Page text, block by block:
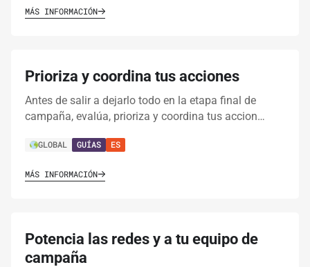
MÁS INFORMACIÓN
Prioriza y coordina tus acciones
Antes de salir a dejarlo todo en la etapa final de
campaña, evalúa, prioriza y coordina tus accion…
GLOBAL GUÍAS ES
MÁS INFORMACIÓN
Potencia las redes y a tu equipo de
campaña